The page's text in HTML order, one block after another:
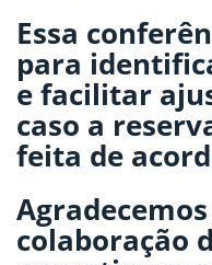
Essa
para
e facilitar
caso a
feita de
colaboração